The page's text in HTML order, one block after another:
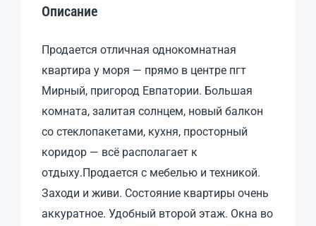
Описание
Продается отличная однокомнатная
квартира у моря — прямо в центре пгт
Мирный, пригород Евпатории. Большая
комната, залитая солнцем, новый балкон
со стеклопакетами, кухня, просторный
коридор — всё располагает к
отдыху.Продается с мебелью и техникой.
Заходи и живи. Состояние квартиры очень
аккуратное. Удобный второй этаж. Окна во